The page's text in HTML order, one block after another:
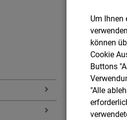
Gemeinde
Vereins-,
Um Ihnen
können
Cookie
Buttons
"Alle